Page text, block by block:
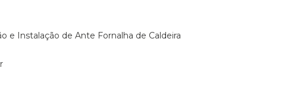
e Instalação de Ante Fornalha de Caldeira